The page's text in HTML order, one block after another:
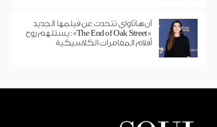
آن هاثاواي تتحدث عن فيلمها الجديد
«The End of Oak Street»: يستلهم روح
أفلام المغامرات الكلاسيكية